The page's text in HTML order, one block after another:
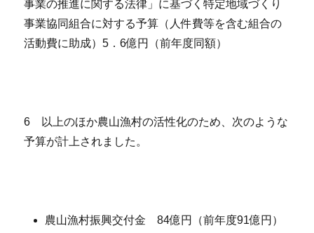
事業の推進に関する法律」に基づく特定地域づくり
事業協同組合に対する予算（人件費等を含む組合の
活動費に助成）5．6億円（前年度同額）
6 以上のほか農山漁村の活性化のため、次のような
予算が計上されました。
農山漁村振興交付金 84億円（前年度91億円）